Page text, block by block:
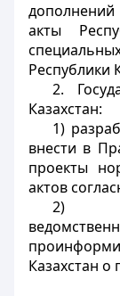
акты
Республики
2.
Казахстан:
1)
внести в
проекты
актов
2)
Казахстан о